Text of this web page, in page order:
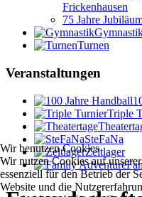
Frickenhausen
75 Jahre
Turnen
Veranstaltungen
Triple
SteFaNa
Zeltlager
Wir benutzen Cookies
Wir nutzen Cookies auf
essenziell für den Betrieb der
Website und die